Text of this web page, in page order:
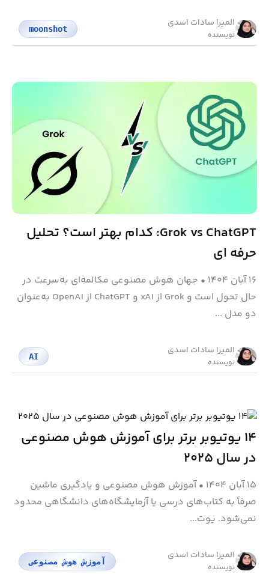
المیرا سادات اسدی
نویسنده
moonshot
Grok vs ChatGPT: کدام بهتر است؟ تحلیل
حرفه ای
۱۶ آبان ۱۴۰۴ • جهان هوش مصنوعی مکالمه‌ای به‌سرعت در
حال تحول است و Grok از xAI و ChatGPT از OpenAI به‌عنوان
دو مدل ...
المیرا سادات اسدی
نویسنده
AI
۱۴ یوتیوبر برتر برای آموزش هوش مصنوعی
در سال ۲۰۲۵
۱۵ آبان ۱۴۰۴ •آموزش هوش مصنوعی و یادگیری ماشین
صرفاً به کتاب‌های درسی یا آزمایشگاه‌های دانشگاهی محدود
نمی‌شود. یوت...
المیرا سادات اسدی
نویسنده
آموزش هوش مصنوعی